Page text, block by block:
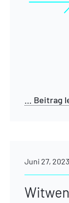
… Beitrag
Juni 27, 2023